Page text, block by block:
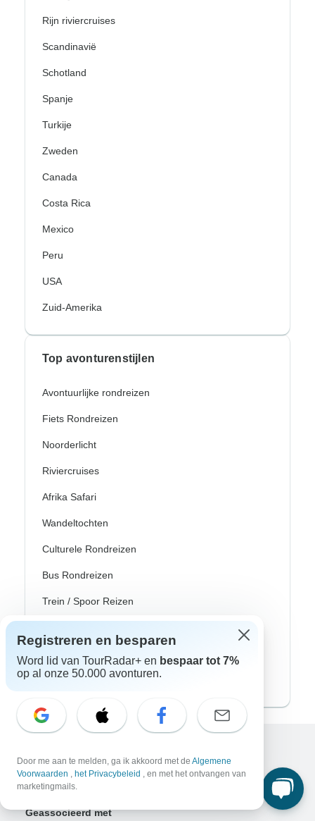
Rijn riviercruises
Scandinavië
Schotland
Spanje
Turkije
Zweden
Canada
Costa Rica
Mexico
Peru
USA
Zuid-Amerika
Top avonturenstijlen
Avontuurlijke rondreizen
Fiets Rondreizen
Noorderlicht
Riviercruises
Afrika Safari
Wandeltochten
Culturele Rondreizen
Bus Rondreizen
Trein / Spoor Reizen
Familie Rondreizen
Privé Rondreizen
Excellent
10.000+reviews op
Geassocieerd met
Registreren en besparen
Word lid van TourRadar+ en bespaar tot 7%
op al onze 50.000 avonturen.
Door me aan te melden, ga ik akkoord met de Algemene
Voorwaarden , het Privacybeleid , en met het ontvangen van
marketingmails.